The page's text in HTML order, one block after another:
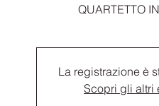
QUARTETTO
La registrazione è
Scopri gli altri